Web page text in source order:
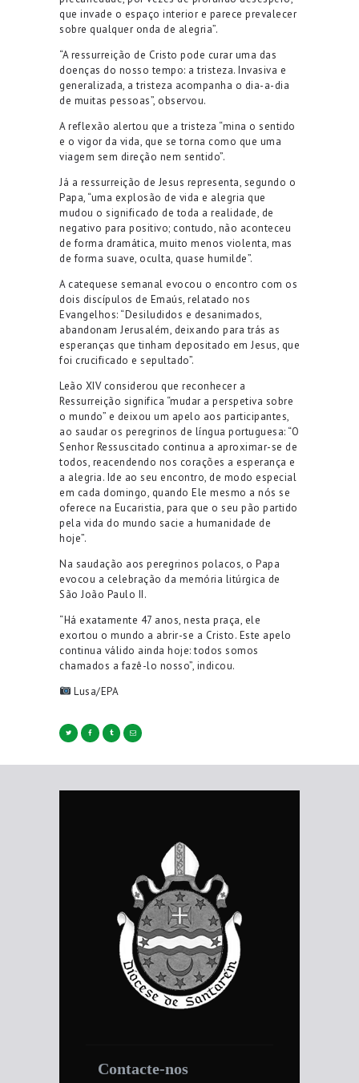
que invade o espaço interior e parece prevalecer
sobre qualquer onda de alegria”.
“A ressurreição de Cristo pode curar uma das
doenças do nosso tempo: a tristeza. Invasiva e
generalizada, a tristeza acompanha o dia-a-dia
de muitas pessoas”, observou.
A reflexão alertou que a tristeza “mina o sentido
e o vigor da vida, que se torna como que uma
viagem sem direção nem sentido”.
Já a ressurreição de Jesus representa, segundo o
Papa, “uma explosão de vida e alegria que
mudou o significado de toda a realidade, de
negativo para positivo; contudo, não aconteceu
de forma dramática, muito menos violenta, mas
de forma suave, oculta, quase humilde”.
A catequese semanal evocou o encontro com os
dois discípulos de Emaús, relatado nos
Evangelhos: “Desiludidos e desanimados,
abandonam Jerusalém, deixando para trás as
esperanças que tinham depositado em Jesus, que
foi crucificado e sepultado”.
Leão XIV considerou que reconhecer a
Ressurreição significa “mudar a perspetiva sobre
o mundo” e deixou um apelo aos participantes,
ao saudar os peregrinos de língua portuguesa: “O
Senhor Ressuscitado continua a aproximar-se de
todos, reacendendo nos corações a esperança e
a alegria. Ide ao seu encontro, de modo especial
em cada domingo, quando Ele mesmo a nós se
oferece na Eucaristia, para que o seu pão partido
pela vida do mundo sacie a humanidade de
hoje”.
Na saudação aos peregrinos polacos, o Papa
evocou a celebração da memória litúrgica de
São João Paulo II.
“Há exatamente 47 anos, nesta praça, ele
exortou o mundo a abrir-se a Cristo. Este apelo
continua válido ainda hoje: todos somos
chamados a fazê-lo nosso”, indicou.
Lusa/EPA
Contacte-nos